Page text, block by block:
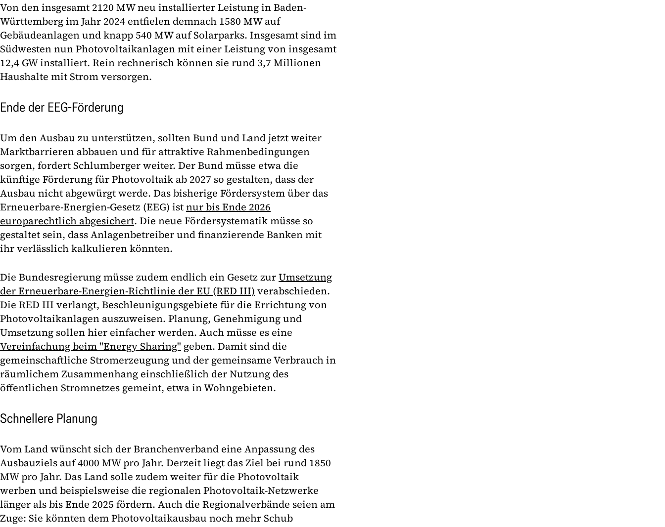
Von den insgesamt 2120 MW neu installierter Leistung in Baden-
Württemberg im Jahr 2024 entfielen demnach 1580 MW auf
Gebäudeanlagen und knapp 540 MW auf Solarparks. Insgesamt sind im
Südwesten nun Photovoltaikanlagen mit einer Leistung von insgesamt
12,4 GW installiert. Rein rechnerisch können sie rund 3,7 Millionen
Haushalte mit Strom versorgen.
Ende der EEG-Förderung
Um den Ausbau zu unterstützen, sollten Bund und Land jetzt weiter
Marktbarrieren abbauen und für attraktive Rahmenbedingungen
sorgen, fordert Schlumberger weiter. Der Bund müsse etwa die
künftige Förderung für Photovoltaik ab 2027 so gestalten, dass der
Ausbau nicht abgewürgt werde. Das bisherige Fördersystem über das
Erneuerbare-Energien-Gesetz (EEG) istnur bis Ende 2026
europarechtlich abgesichert. Die neue Fördersystematik müsse so
gestaltet sein, dass Anlagenbetreiber und finanzierende Banken mit
ihr verlässlich kalkulieren könnten.
Die Bundesregierung müsse zudem endlich ein Gesetz zurUmsetzung
der Erneuerbare-Energien-Richtlinie der EU (RED III) verabschieden.
Die RED III verlangt, Beschleunigungsgebiete für die Errichtung von
Photovoltaikanlagen auszuweisen. Planung, Genehmigung und
Umsetzung sollen hier einfacher werden. Auch müsse es eine
Vereinfachung beim "Energy Sharing" geben. Damit sind die
gemeinschaftliche Stromerzeugung und der gemeinsame Verbrauch in
räumlichem Zusammenhang einschließlich der Nutzung des
öffentlichen Stromnetzes gemeint, etwa in Wohngebieten.
Schnellere Planung
Vom Land wünscht sich der Branchenverband eine Anpassung des
Ausbauziels auf 4000 MW pro Jahr. Derzeit liegt das Ziel bei rund 1850
MW pro Jahr. Das Land solle zudem weiter für die Photovoltaik
werben und beispielsweise die regionalen Photovoltaik-Netzwerke
länger als bis Ende 2025 fördern. Auch die Regionalverbände seien am
Zuge: Sie könnten dem Photovoltaikausbau noch mehr Schub